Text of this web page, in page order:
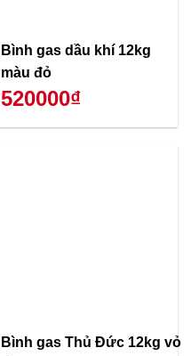
Bình gas dầu khí 12kg
màu đỏ
520000₫
Bình gas Thủ Đức 12kg vỏ